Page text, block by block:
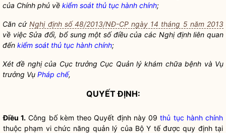
của Chính phủ về kiểm soát thủ tục hành chính;
Căn cứNghị định số 48/2013/NĐ-CP ngày 14 tháng 5 năm 2013
về việc Sửa đổi, bổ sung một số điều của các Nghị định liên quan
đến kiểm soát thủ tục hành chính;
Xét đề nghị của Cục trưởng Cục Quản lý khám chữa bệnh và Vụ
trưởng Vụ Pháp chế,
QUYẾT ĐỊNH:
Điều 1. Công bố kèm theo Quyết định này 09thủ tục hành chính
thuộc phạm vi chức năng quản lý của Bộ Y tế được quy định tại